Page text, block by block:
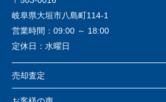
岐阜県大垣市八島町114-1
営業時間： 09:00 ～ 18:00
定休日： 水曜日
売却査定